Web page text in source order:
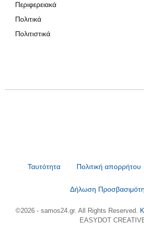
Περιφερειακά
Πολιτικά
Πολιτιστικά
Ταυτότητα Πολιτική απορρήτου
Δήλωση
©2026 - samos24.gr. All Rights Reserved.
EASYDOT